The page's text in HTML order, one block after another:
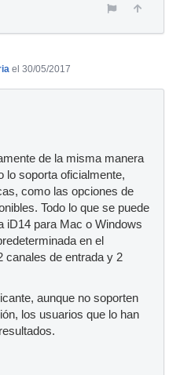
el 30/05/2017
de la misma manera
lo soporta oficialmente,
como las opciones de
Todo lo que se puede
iD14 para Mac o Windows
en el
canales de entrada y 2
aunque no soporten
los usuarios que lo han